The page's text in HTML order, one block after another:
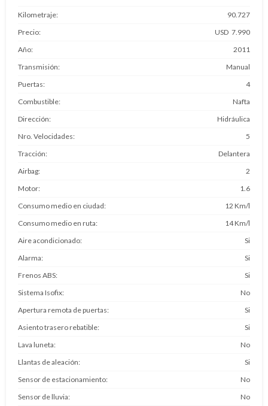
Kilometraje
90.727
Precio
7.990
Año
2011
Transmisión
Manual
Puertas
4
Combustible
Nafta
Dirección
Hidráulica
Nro. Velocidades
5
Tracción
Delantera
Airbag
2
Motor
1.6
Consumo medio en ciudad
12 Km/l
Consumo medio en ruta
14 Km/l
Aire acondicionado
Si
Alarma
Si
Frenos ABS
Si
Sistema Isofix
No
Apertura remota de puertas
Si
Asiento trasero rebatible
Si
Lava luneta
No
Llantas de aleación
Si
Sensor de estacionamiento
No
Sensor de lluvia
No